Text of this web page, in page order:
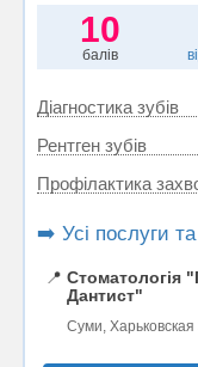
10
балів
Діагностика зубів
Рентген зубів
Профілактика
➡️ Усі послуги
📍 Стоматологія
Дантист"
Суми, Харьковская